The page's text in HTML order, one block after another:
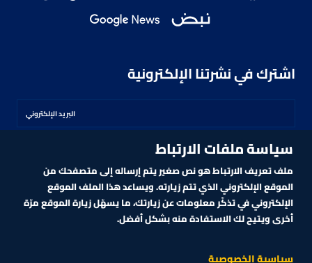
اشترك في نشرتنا الإلكترونية
اشترك
2026
CNBCARABIA.COM. ALL RIGHTS RESERVED
سياسة ملفات الارتباط
ملف تعريف الارتباط هو نص صغير يتم إرساله إلى متصفحك من
الموقع الإلكتروني الذي تتم زيارته. ويساعد هذا الملف الموقع
الإلكتروني في تذكّر معلومات عن زيارتك، ما يسهّل زيارة الموقع مرّة
أخرى ويتيح لك الاستفادة منه بشكل أفضل.
سياسية الخصوصية